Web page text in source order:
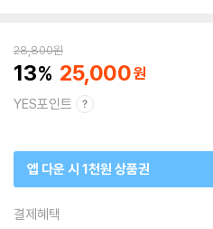
28,800원
13 25,000
YES포인트
앱 다운 시 1천원 상품권
결제혜택